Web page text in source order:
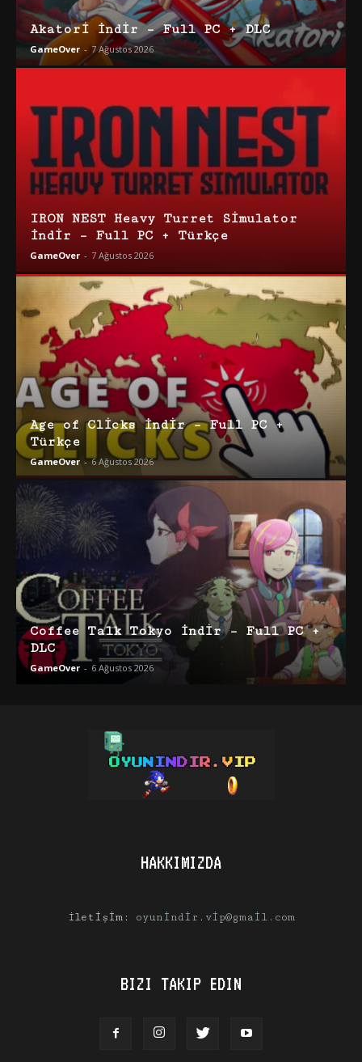
Akatori İndir – Full PC + DLC
GameOver - 7 Ağustos 2026
IRON NEST Heavy Turret Simulator
İndir – Full PC + Türkçe
GameOver - 7 Ağustos 2026
Age of Clicks İndir – Full PC +
Türkçe
GameOver - 6 Ağustos 2026
Coffee Talk Tokyo İndir – Full PC +
DLC
GameOver - 6 Ağustos 2026
HAKKIMIZDA
İletişim: oyunindir.vip@gmail.com
BIZI TAKIP EDIN